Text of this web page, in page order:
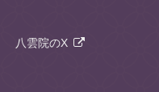
八雲院のX